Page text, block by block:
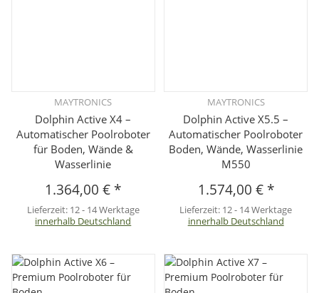
MAYTRONICS
Dolphin Active X4 –
Automatischer Poolroboter
für Boden, Wände &
Wasserlinie
1.364,00 € *
Lieferzeit: 12 - 14 Werktage
innerhalb Deutschland
MAYTRONICS
Dolphin Active X5.5 –
Automatischer Poolroboter
Boden, Wände, Wasserlinie
M550
1.574,00 € *
Lieferzeit: 12 - 14 Werktage
innerhalb Deutschland